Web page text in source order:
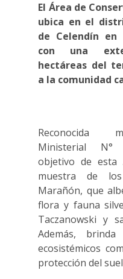
El Área de
ubica en el
de Celendín en
con una
hectáreas del
a la comunidad
Reconocida
Ministerial N°
objetivo de esta
muestra de
Marañón, que
flora y fauna
Taczanowski y
Además,
ecosistémicos
protección del